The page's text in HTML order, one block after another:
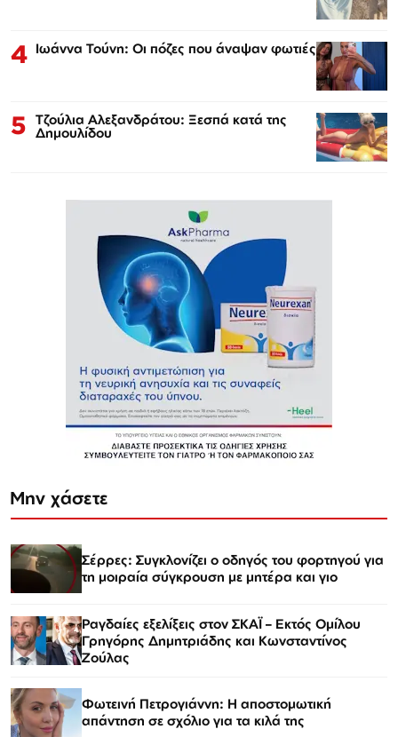
4 Ιωάννα Τούνη: Οι πόζες που άναψαν φωτιές
5 Τζούλια Αλεξανδράτου: Ξεσπά κατά της
Δημουλίδου
Μην χάσετε
Σέρρες: Συγκλονίζει ο οδηγός του φορτηγού για
τη μοιραία σύγκρουση με μητέρα και γιο
Ραγδαίες εξελίξεις στον ΣΚΑΪ – Εκτός Ομίλου
Γρηγόρης Δημητριάδης και Κωνσταντίνος
Ζούλας
Φωτεινή Πετρογιάννη: Η αποστομωτική
απάντηση σε σχόλιο για τα κιλά της